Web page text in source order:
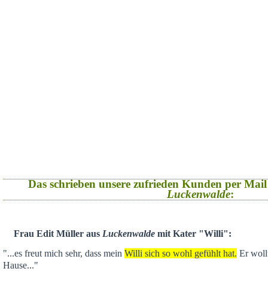
Das schrieben unsere zufrieden Kunden per
Luckenwalde:
Frau Edit Müller aus Luckenwalde mit Kater "Willi":
"...es freut mich sehr, dass mein Willi sich so wohl gefühlt hat. Er
Hause..."